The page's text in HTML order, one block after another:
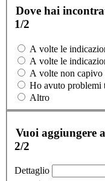
Dove hai
1/2
A volte le
A volte le
A volte non capivo
Ho avuto problemi
Altro
Vuoi aggiungere
2/2
Dettaglio